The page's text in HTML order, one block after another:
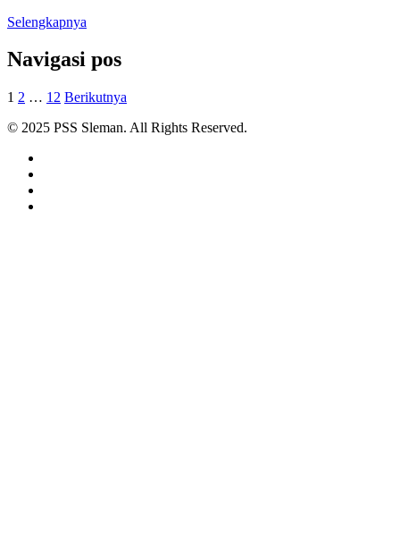
Selengkapnya
Navigasi pos
1 2 … 12 Berikutnya
© 2025 PSS Sleman. All Rights Reserved.